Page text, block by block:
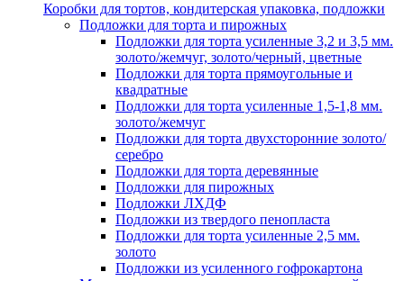
Коробки для тортов, кондитерская упаковка, подложки
Подложки для торта и пирожных
Подложки для торта усиленные 3,2 и 3,5 мм.
золото/жемчуг, золото/черный, цветные
Подложки для торта прямоугольные и
квадратные
Подложки для торта усиленные 1,5-1,8 мм.
золото/жемчуг
Подложки для торта двухсторонние золото/
серебро
Подложки для торта деревянные
Подложки для пирожных
Подложки ЛХДФ
Подложки из твердого пенопласта
Подложки для торта усиленные 2,5 мм.
золото
Подложки из усиленного гофрокартона